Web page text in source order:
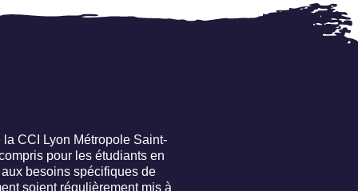
CCI Lyon Métropole Saint-
pour les étudiants en
besoins spécifiques de
soient régulièrement mis à